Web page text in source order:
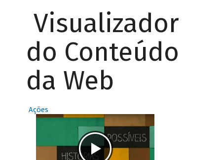
Visualizador
do Conteúdo
da Web
Ações